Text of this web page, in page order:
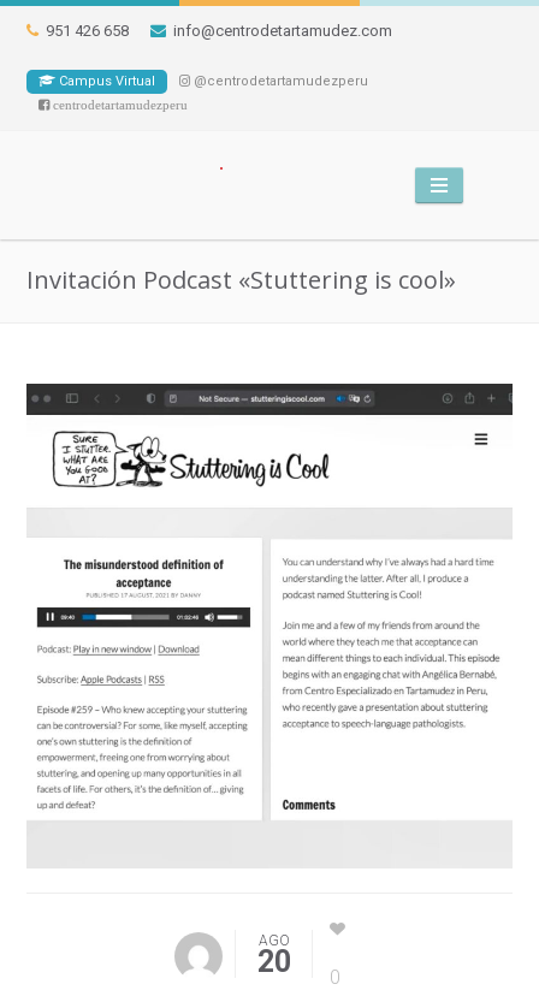
951 426 658 info@centrodetartamudez.com
Campus Virtual @centrodetartamudezperu
centrodetartamudezperu
Invitación Podcast «Stuttering is cool»
AGO
20 0